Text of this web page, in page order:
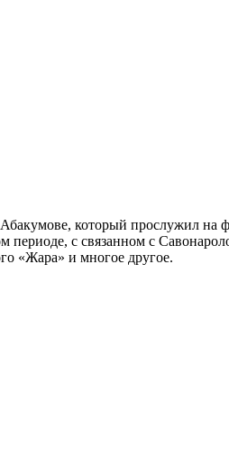
который прослужил на
периоде, с связанном с
«Жара» и многое другое.